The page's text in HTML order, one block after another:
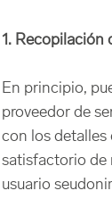
1. Recopilación
En principio,
proveedor de
con los detalles
satisfactorio de
usuario